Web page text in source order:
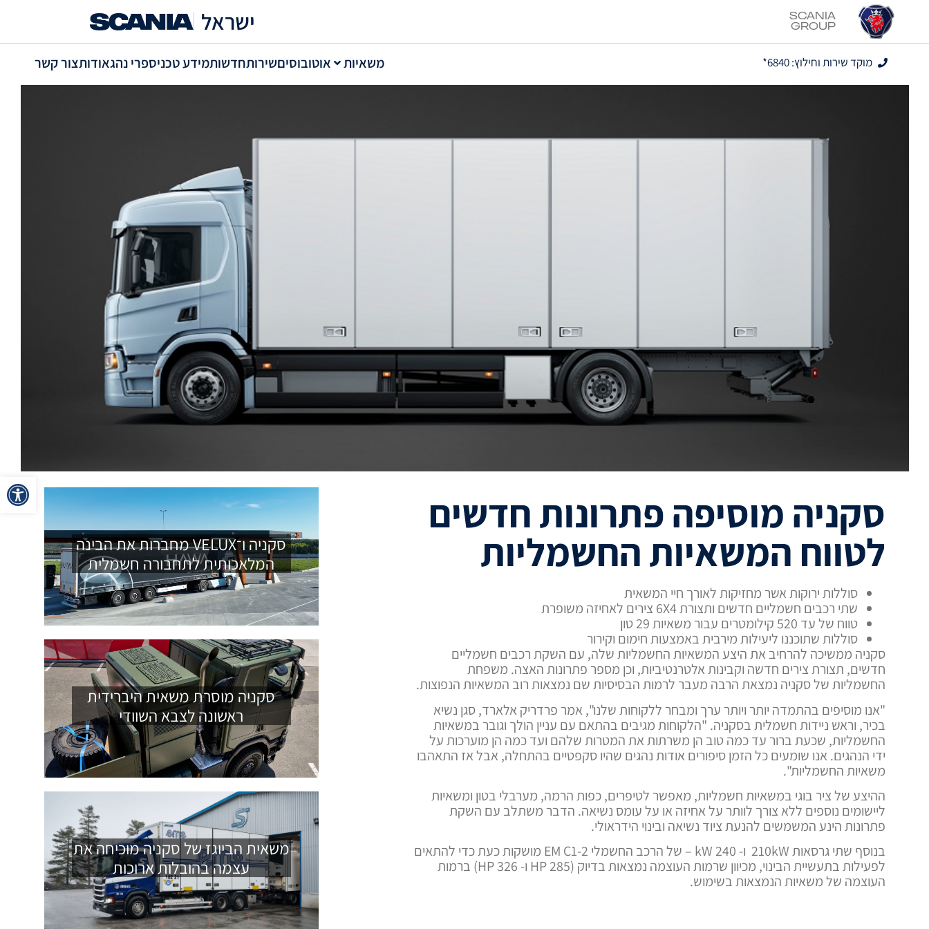
Scania
Group
ישראל
מוקד שירות וחילוץ: 6840* משאיות אוטובוסיםשירותחדשותמידע טכניספרי נהגאודותצור קשר
סקניה מוסיפה פתרונות חדשים
לטווח המשאיות החשמליות
סוללות ירוקות אשר מחזיקות לאורך חיי המשאית
שתי רכבים חשמליים חדשים ותצורת 6X4 צירים לאחיזה משופרת
טווח של עד 520 קילומטרים עבור משאיות 29 טון
סוללות שתוכננו ליעילות מירבית באמצעות חימום וקירור
סקניה ממשיכה להרחיב את היצע המשאיות החשמליות שלה, עם השקת רכבים חשמליים
חדשים, תצורת צירים חדשה וקבינות אלטרנטיביות, וכן מספר פתרונות האצה. משפחת
החשמליות של סקניה נמצאת הרבה מעבר לרמות הבסיסיות שם נמצאות רוב המשאיות הנפוצות.
"אנו מוסיפים בהתמדה יותר ויותר ערך ומבחר ללקוחות שלנו", אמר פרדריק אלארד, סגן נשיא
בכיר, וראש ניידות חשמלית בסקניה. "הלקוחות מגיבים בהתאם עם עניין הולך וגובר במשאיות
החשמליות, שכעת ברור עד כמה טוב הן משרתות את המטרות שלהם ועד כמה הן מוערכות על
ידי הנהגים. אנו שומעים כל הזמן סיפורים אודות נהגים שהיו סקפטיים בהתחלה, אבל אז התאהבו
משאיות החשמליות".
ההיצע של ציר בוגי במשאיות חשמליות, מאפשר לטיפרים, כפות הרמה, מערבלי בטון ומשאיות
ליישומים נוספים ללא צורך לוותר על אחיזה או על עומס נשיאה. הדבר משתלב עם השקת
פתרונות הינע המשמשים להנעת ציוד נשיאה ובינוי הידראולי.
בנוסף שתי גרסאות 210kW ו- 240 kW – של הרכב החשמלי EM C1-2 מושקות כעת כדי להתאים
לפעילות בתעשיית הבינוי, מכיוון שרמות העוצמה נמצאות בדיוק (285 HP ו- 326 HP) ברמות
העוצמה של משאיות הנמצאות בשימוש.
סקניה ו־VELUX מחברות את הבינה
המלאכותית לתחבורה חשמלית
סקניה מוסרת משאית היברידית
ראשונה לצבא השוודי
משאית הביוגז של סקניה מוכיחה את
עצמה בהובלות ארוכות